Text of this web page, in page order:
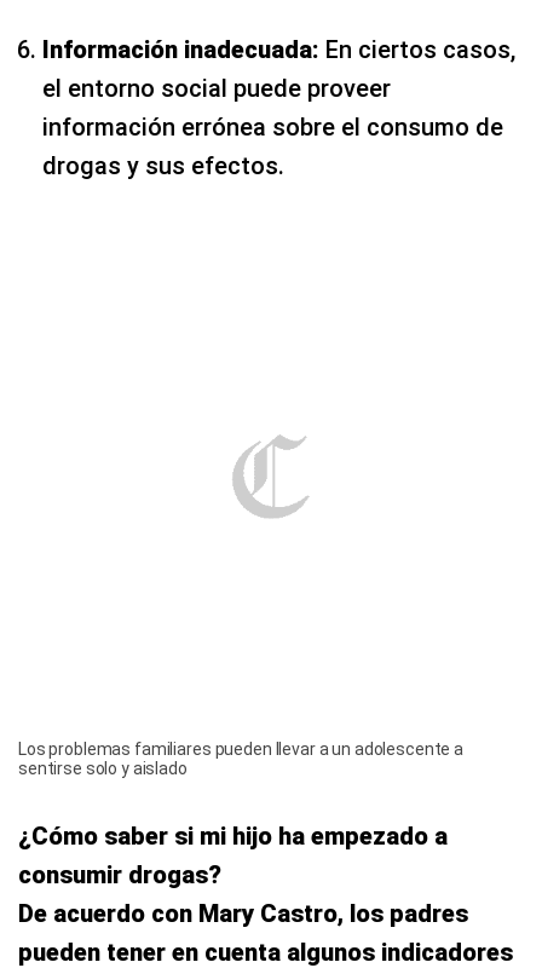
Información inadecuada: En ciertos casos,
el entorno social puede proveer
información errónea sobre el consumo de
drogas y sus efectos.
Los problemas familiares pueden llevar a un adolescente a
sentirse solo y aislado
¿Cómo saber si mi hijo ha empezado a
consumir drogas?
De acuerdo con Mary Castro, los padres
pueden tener en cuenta algunos indicadores